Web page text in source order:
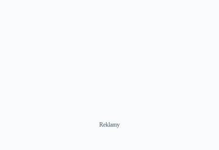
Reklamy